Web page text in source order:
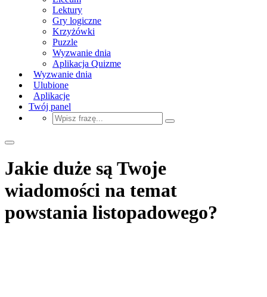
Lektury
Gry logiczne
Krzyżówki
Puzzle
Wyzwanie dnia
Aplikacja Quizme
Wyzwanie dnia
Ulubione
Aplikacje
Twój panel
Jakie duże są Twoje
wiadomości na temat
powstania listopadowego?